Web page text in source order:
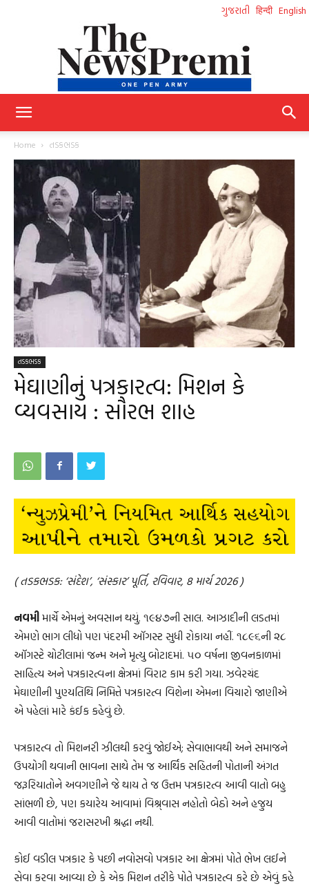
ગુજરાતી हिन्दी English
Home તડકભડક
તડકભડક
મેઘાણીનું પત્રકારત્વ: મિશન કે
વ્યવસાય : સૌરભ શાહ
( તડકભડક: ‘સંદેશ’, ‘સંસ્કાર’ પૂર્તિ, રવિવાર, 8 માર્ચ 2026 )
નવમીમાર્ચે એમનું અવસાન થયું. ૧૯૪૭ની સાલ. આઝાદીની લડતમાં
એમણે ભાગ લીધો પણ પંદરમી ઑગસ્ટ સુધી રોકાયા નહીં. ૧૮૯૬ની ૨૮
ઑગસ્ટે ચોટીલામાં જન્મ અને મૃત્યુ બોટાદમાં. ૫૦ વર્ષના જીવનકાળમાં
સાહિત્ય અને પત્રકારત્વના ક્ષેત્રમાં વિરાટ કામ કરી ગયા. ઝવેરચંદ
મેઘાણીની પુણ્યતિથિ નિમિત્તે પત્રકારત્વ વિશેના એમના વિચારો જાણીએ
એ પહેલાં મારે કંઈક કહેવું છે.
પત્રકારત્વ તો મિશનરી ઝીલથી કરવું જોઈએ; સેવાભાવથી અને સમાજને
ઉપયોગી થવાની ભાવના સાથે તેમ જ આર્થિક સહિતની પોતાની અંગત
જરૂરિયાતોને અવગણીને જે થાય તે જ ઉત્તમ પત્રકારત્વ આવી વાતો બહુ
સાંભળી છે, પણ કયારેય આવામાં વિશ્ર્વાસ નહોતો બેઠો અને હજુય
આવી વાતોમાં જરાસરખી શ્રદ્ધા નથી.
કોઈ વડીલ પત્રકાર કે પછી નવોસવો પત્રકાર આ ક્ષેત્રમાં પોતે ભેખ લઈને
સેવા કરવા આવ્યા છે કે એક મિશન તરીકે પોતે પત્રકારત્વ કરે છે એવું કહે